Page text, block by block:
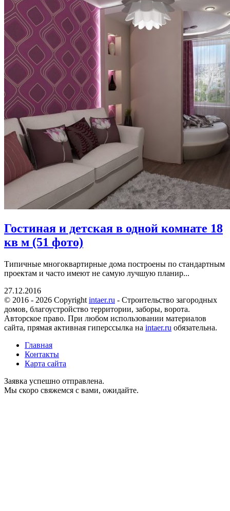
Гостиная и детская в одной комнате 18
кв м (51 фото)
Типичные многоквартирные дома построены по стандартным
проектам и часто имеют не самую лучшую планир...
27.12.2016
© 2016 - 2026 Copyright intaer.ru - Cтроительство загородных
домов, благоустройство территории, заборы, ворота.
Авторское право. При любом использовании материалов
сайта, прямая активная гиперссылка на intaer.ru обязательна.
Главная
Контакты
Карта сайта
Заявка успешно отправлена.
Мы скоро свяжемся с вами, ожидайте.